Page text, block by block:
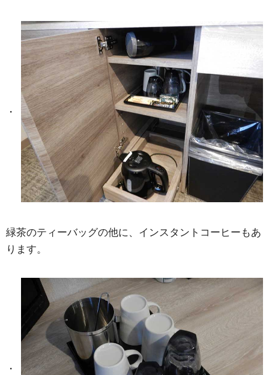
緑茶のティーバッグの他に、インスタントコーヒーもあ
ります。